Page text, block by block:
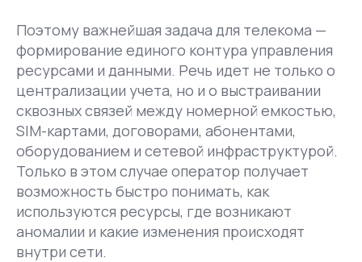
Поэтому важнейшая задача для телекома —
формирование единого контура управления
ресурсами и данными. Речь идет не только о
централизации учета, но и о выстраивании
сквозных связей между номерной емкостью,
SIM-картами, договорами, абонентами,
оборудованием и сетевой инфраструктурой.
Только в этом случае оператор получает
возможность быстро понимать, как
используются ресурсы, где возникают
аномалии и какие изменения происходят
внутри сети.